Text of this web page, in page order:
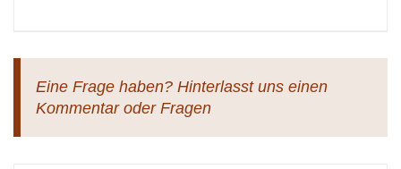
Eine Frage haben? Hinterlasst uns einen
Kommentar oder Fragen